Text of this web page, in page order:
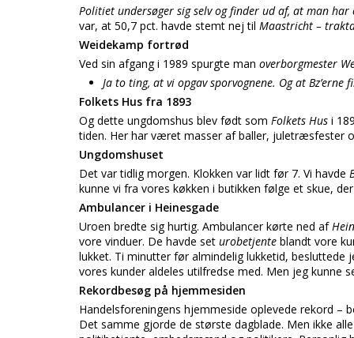
Politiet undersøger sig selv og finder ud af, at man
var, at 50,7 pct. havde stemt nej til Maastricht –
Weidekamp fortrød
Ved sin afgang i 1989 spurgte man overborgmester
Ja to ting, at vi opgav sporvognene. Og at Bz’erne
Folkets Hus fra 1893
Og dette ungdomshus blev født som Folkets Hus i
tiden. Her har været masser af baller, juletræsfester
Ungdomshuset
Det var tidlig morgen. Klokken var lidt før 7. Vi havde
kunne vi fra vores køkken i butikken følge et skue,
Ambulancer i Heinesgade
Uroen bredte sig hurtig. Ambulancer kørte ned af
vore vinduer. De havde set urobetjente blandt vore
lukket. Ti minutter før almindelig lukketid, besluttede
vores kunder aldeles utilfredse med. Men jeg kunne
Rekordbesøg på hjemmesiden
Handelsforeningens hjemmeside oplevede rekord –
Det samme gjorde de største dagblade. Men ikke